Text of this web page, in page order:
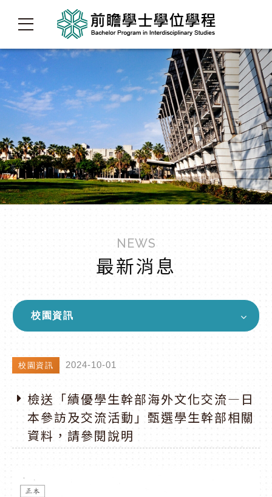
NEWS
最新消息
校園資訊
校園資訊 2024-10-01
檢送「績優學生幹部海外文化交流—日
本參訪及交流活動」甄選學生幹部相關
資料，請參閱說明